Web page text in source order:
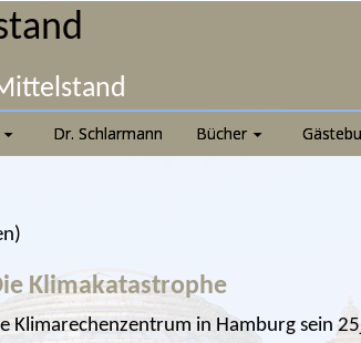
Dr. Schlarmann Bücher
)
Klimakatastrophe
Klimarechenzentrum in Hamburg sein